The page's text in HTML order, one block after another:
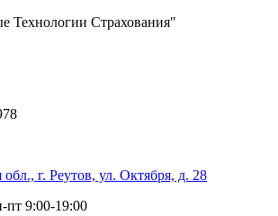
Страхования"
г. Реутов, ул. Октября, д. 28
пт 9:00-19:00